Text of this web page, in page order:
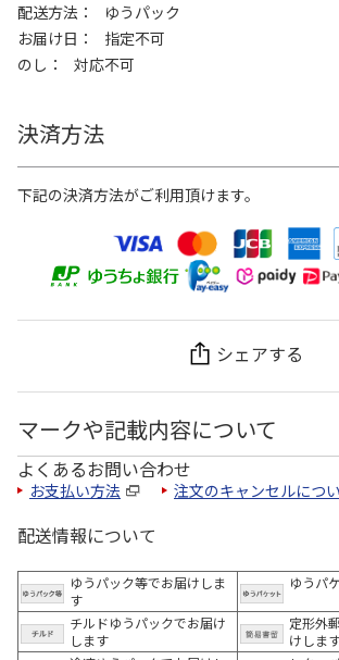
配送方法
ゆうパック
お届け日
指定不可
のし
対応不可
決済方法
下記の決済方法がご利用頂けます。
シェアする
マークや記載内容について
よくあるお問い合わせ
お支払い方法 注文のキャンセルにつ
配送情報について
ゆうパック等でお届けしま
す
ゆうパ
チルドゆうパックでお届け
します
定形外
けしま